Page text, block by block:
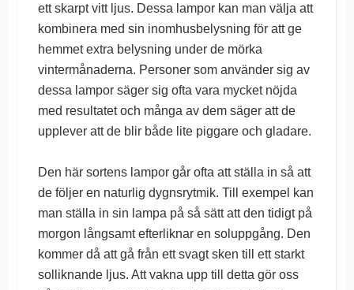
ett skarpt vitt ljus. Dessa lampor kan man välja att
kombinera med sin inomhusbelysning för att ge
hemmet extra belysning under de mörka
vintermånaderna. Personer som använder sig av
dessa lampor säger sig ofta vara mycket nöjda
med resultatet och många av dem säger att de
upplever att de blir både lite piggare och gladare.
Den här sortens lampor går ofta att ställa in så att
de följer en naturlig dygnsrytmik. Till exempel kan
man ställa in sin lampa på så sätt att den tidigt på
morgon långsamt efterliknar en soluppgång. Den
kommer då att gå från ett svagt sken till ett starkt
solliknande ljus. Att vakna upp till detta gör oss